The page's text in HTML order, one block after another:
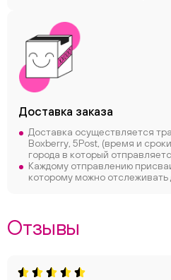
Доставка заказа
Доставка осуществляется
Boxberry, 5Post, (время и
города в который
Каждому отправлению
которому можно отслеживать
Отзывы